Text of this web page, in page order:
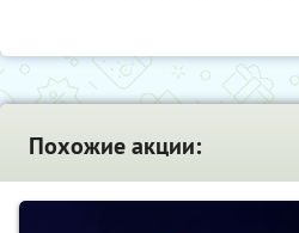
Похожие акции: